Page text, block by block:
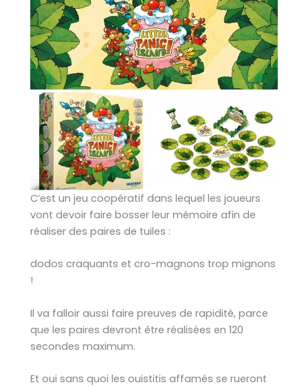
C’est un jeu coopératif dans lequel les joueurs
vont devoir faire bosser leur mémoire afin de
réaliser des paires de tuiles :
dodos craquants et cro-magnons trop mignons
!
Il va falloir aussi faire preuves de rapidité, parce
que les paires devront être réalisées en 120
secondes maximum.
Et oui sans quoi les ouistitis affamés se rueront